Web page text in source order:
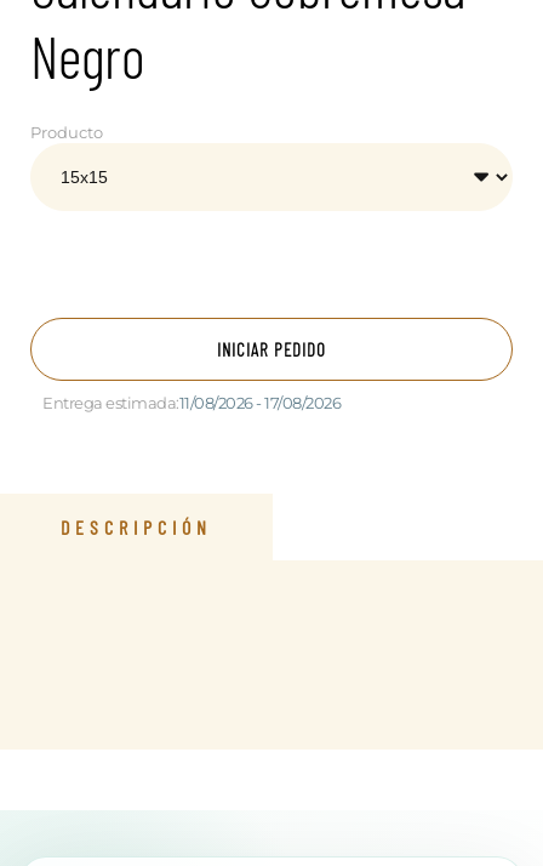
Negro
Producto
INICIAR PEDIDO
Entrega estimada:11/08/2026 - 17/08/2026
DESCRIPCIÓN